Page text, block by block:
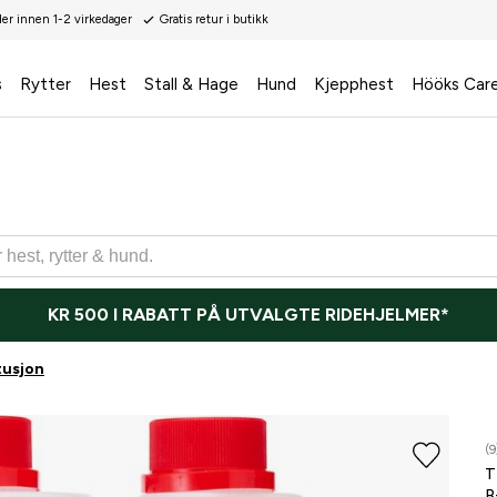
innen 1-2 virkedager Gratis retur i butikk
Rytter Hest Stall & Hage Hund Kjepphest Hööks
KR 500 I RABATT PÅ UTVALGTE RIDEHJELMER*